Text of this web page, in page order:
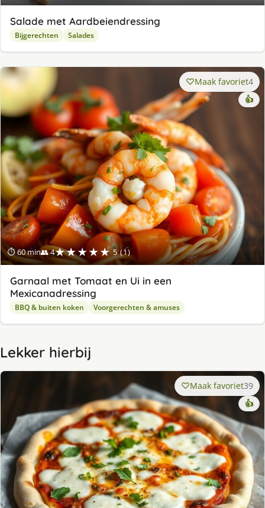
Salade met Aardbeiendressing
Bijgerechten Salades
⏱ 60 min👥 4★★★★★ 5 (1)
Maak favoriet4
👍
Garnaal met Tomaat en Ui in een
Mexicanadressing
BBQ & buiten koken Voorgerechten & amuses
Lekker hierbij
Maak favoriet39
👍